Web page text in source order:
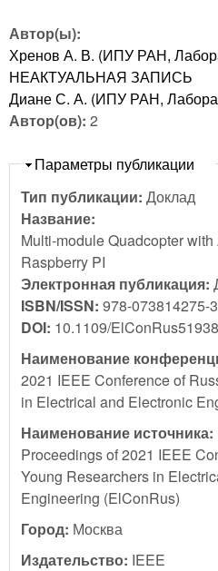
Автор(ы):
Хренов А. В. (ИПУ РАН,
НЕАКТУАЛЬНАЯ ЗАПИСЬ
Диане С. А. (ИПУ РАН,
Автор(ов): 2
Скрыть
Параметры публикации
Тип публикации: Доклад
Название:
Multi-module Quadcopter
Raspberry PI
Электронная публикация:
ISBN/ISSN: 978-073814275-3
DOI: 10.1109/
Наименование
2021 IEEE Conference of
in Electrical and Electronic
Наименование источника:
Proceedings of 2021 IEEE
Young Researchers in
Engineering (ElConRus)
Город: Москва
Издательство: IEEE